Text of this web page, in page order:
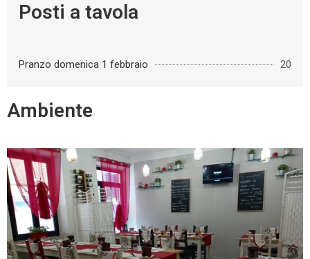
Posti a tavola
Pranzo domenica 1 febbraio 20
Ambiente